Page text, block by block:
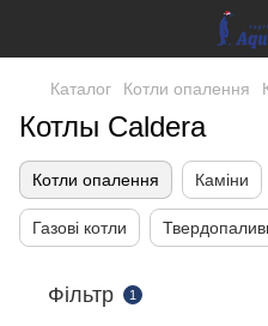
Каталог Котли опалення
Котлы Caldera
Котли опалення Каміни
Газові котли
Фільтр 1